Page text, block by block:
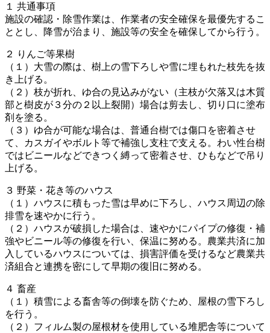
１ 共通事項
施設の確認・除雪作業は、作業者の安全確保を最優先するこ
ととし、降雪が治まり、施設等の安全を確保してから行う。
２ りんご等果樹
（１）大雪の際は、樹上の雪下ろしや雪に埋もれた枝先を抜
き上げる。
（２）枝が折れ、ゆ合の見込みがない（主枝が欠落又は木質
部と樹皮が３分の２以上裂開）場合は剪去し、切り口に塗布
剤を塗る。
（３）ゆ合が可能な場合は、普通台樹では傷口を密着させ
て、カスガイやボルト等で補強し支柱で支える。わい性台樹
ではビニールなどできつく縛って密着させ、ひもなどで吊り
上げる。
３ 野菜・花き等のハウス
（１）ハウスに積もった雪は早めに下ろし、ハウス周辺の除
排雪を速やかに行う。
（２）ハウスが破損した場合は、速やかにパイプの修復・補
強やビニール等の修復を行い、保温に努める。農業共済に加
入しているハウスについては、損害評価を受けるなど農業共
済組合と連携を密にして早期の復旧に努める。
４ 畜産
（１）積雪による畜舎等の倒壊を防ぐため、屋根の雪下ろし
を行う。
（２）フィルム製の屋根材を使用している堆肥舎等について